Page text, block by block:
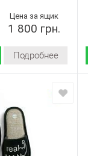
Цена за ящик
1 800 грн.
Подробнее
Украина
Lucky Craft
481M